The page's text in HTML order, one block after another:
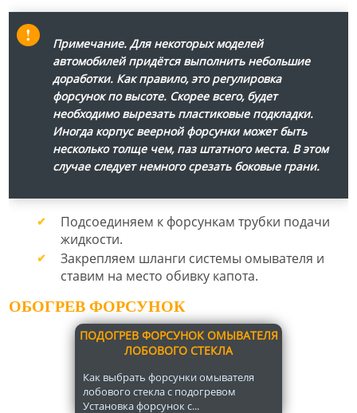
Примечание. Для некоторых моделей
автомобилей придётся выполнить небольшие
доработки. Как правило, это регулировка
форсунок по высоте. Скорее всего, будет
необходимо вырезать пластиковые подкладки.
Иногда корпус веерной форсунки может быть
несколько толще чем, паз штатного места. В этом
случае следует немного срезать боковые грани.
Подсоединяем к форсункам трубки подачи
жидкости.
Закрепляем шланги системы омывателя и
ставим на место обивку капота.
ОБОГРЕВ ФОРСУНОК
ПОДОГРЕВ ФОРСУНОК ОМЫВАТЕЛЯ
ЛОБОВОГО СТЕКЛА
Как выбрать форсунки омывателя
лобового стекла с подогревом
Установка форсунок с...